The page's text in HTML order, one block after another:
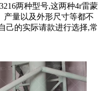
两种型号,这两种4r雷蒙
产量以及外形尺寸等都不
己的实际请款进行选择,常